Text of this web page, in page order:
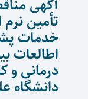
آگهی
تأمین
خدمات
اطالعات
درمانی
دانشگاه